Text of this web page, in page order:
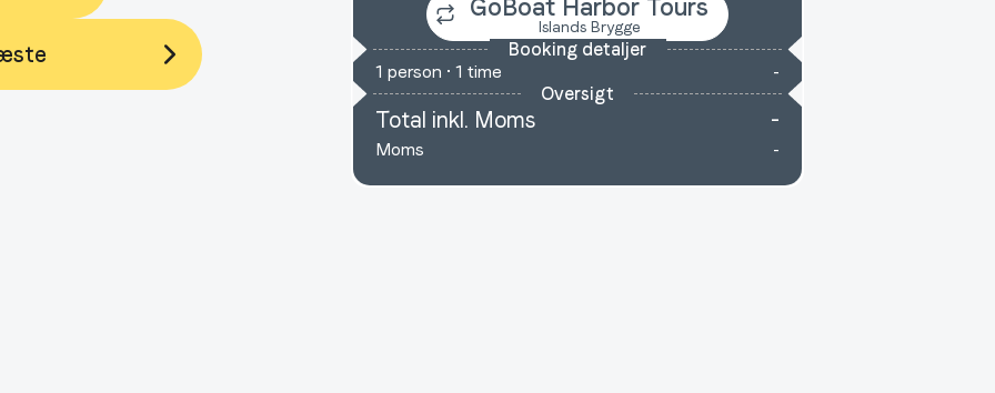
GoBoat Harbor Tours
Islands Brygge
Booking detaljer
1 person • 1 time
-
Oversigt
Total inkl. Moms -
Moms -